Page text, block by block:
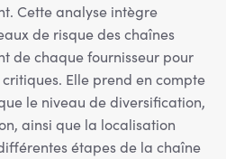
Cette analyse intègre
de risque des chaînes
de chaque fournisseur pour
Elle prend en compte
le niveau de diversification,
ainsi que la localisation
étapes de la chaîne